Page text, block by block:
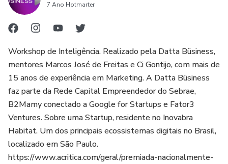
7 Ano Hotmarter
Workshop de Inteligência. Realizado pela Datta Büsiness,
mentores Marcos José de Freitas e Ci Gontijo, com mais de
15 anos de experiência em Marketing. A Datta Büsiness
faz parte da Rede Capital Empreendedor do Sebrae,
B2Mamy conectado a Google for Startups e Fator3
Ventures. Sobre uma Startup, residente no Inovabra
Habitat. Um dos principais ecossistemas digitais no Brasil,
localizado em São Paulo.
https://www.acritica.com/geral/premiada-nacionalmente-